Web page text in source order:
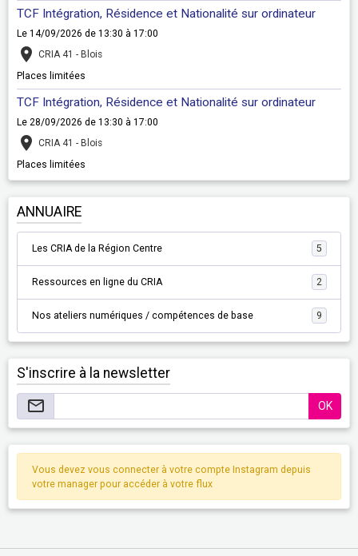
TCF Intégration, Résidence et Nationalité sur ordinateur
Le 14/09/2026 de 13:30 à 17:00
CRIA 41 - Blois
Places limitées
TCF Intégration, Résidence et Nationalité sur ordinateur
Le 28/09/2026 de 13:30 à 17:00
CRIA 41 - Blois
Places limitées
ANNUAIRE
Les CRIA de la Région Centre 5
Ressources en ligne du CRIA 2
Nos ateliers numériques / compétences de base 9
S'inscrire à la newsletter
OK
Vous devez vous connecter à votre compte Instagram depuis
votre manager pour accéder à votre flux